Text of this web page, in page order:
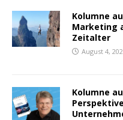
Kolumne
Marketing
Zeitalter
August 4,
Kolumne